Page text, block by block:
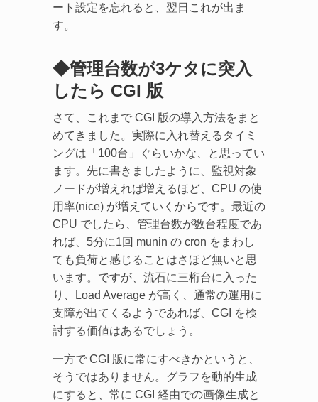
ート設定を忘れると、翌日これが出ま
す。
◆管理台数が3ケタに突入
したら CGI 版
さて、これまで CGI 版の導入方法をまと
めてきました。実際に入れ替えるタイミ
ングは「100台」ぐらいかな、と思ってい
ます。先に書きましたように、監視対象
ノードが増えれば増えるほど、CPU の使
用率(nice) が増えていくからです。最近の
CPU でしたら、管理台数が数台程度であ
れば、5分に1回 munin の cron をまわし
ても負荷と感じることはさほど無いと思
います。ですが、流石に三桁台に入った
り、Load Average が高く、通常の運用に
支障が出てくるようであれば、CGI を検
討する価値はあるでしょう。
一方で CGI 版に常にすべきかというと、
そうではありません。グラフを動的生成
にすると、常に CGI 経由での画像生成と